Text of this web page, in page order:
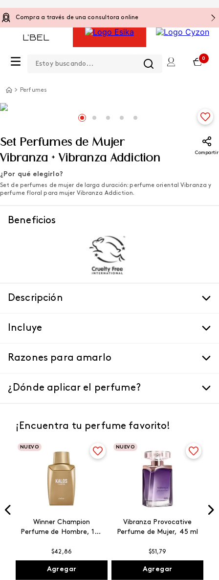
Compra a través de una consultora online
0
Perfumes
Set Perfumes de Mujer
Vibranza + Vibranza Addiction
Compartir
¿Por qué elegirlo?
Set de perfumes de mujer de larga duración: perfume oriental Vibranza y
perfume floral para mujer Vibranza Addiction.
Beneficios
Descripción
Incluye
Razones para amarlo
¿Dónde aplicar el perfume?
¡Encuentra tu perfume favorito!
NUEVO
Winner Champion
Perfume de Hombre, 100
$42 ,86
Agregar
NUEVO
Vibranza Provocative
Perfume de Mujer, 45 ml
$51 ,79
Agregar